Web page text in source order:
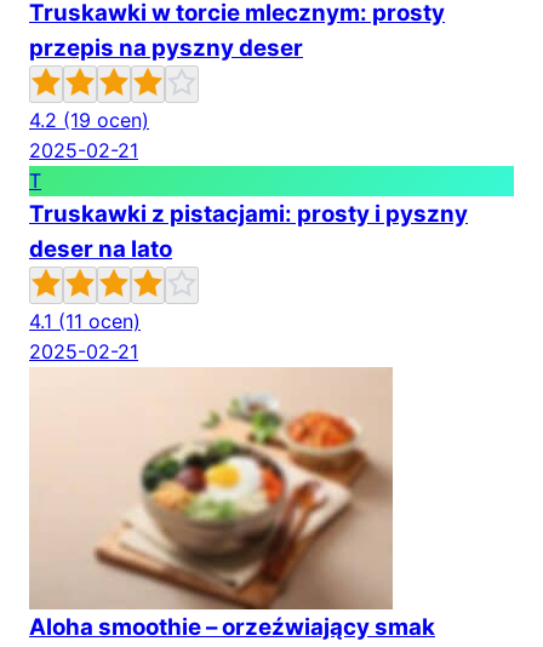
Truskawki w torcie mlecznym: prosty
przepis na pyszny deser
4.2 (19 ocen)
2025-02-21
T
Truskawki z pistacjami: prosty i pyszny
deser na lato
4.1 (11 ocen)
2025-02-21
Aloha smoothie – orzeźwiający smak